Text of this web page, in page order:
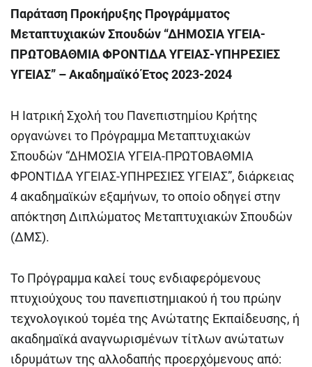
Παράταση Προκήρυξης Προγράμματος
Μεταπτυχιακών Σπουδών “ΔΗΜΟΣΙΑ ΥΓΕΙΑ-
ΠΡΩΤΟΒΑΘΜΙΑ ΦΡΟΝΤΙΔΑ ΥΓΕΙΑΣ-ΥΠΗΡΕΣΙΕΣ
ΥΓΕΙΑΣ” – Ακαδημαϊκό Έτος 2023-2024
Η Ιατρική Σχολή του Πανεπιστημίου Κρήτης
οργανώνει το Πρόγραμμα Μεταπτυχιακών
Σπουδών “ΔΗΜΟΣΙΑ ΥΓΕΙΑ-ΠΡΩΤΟΒΑΘΜΙΑ
ΦΡΟΝΤΙΔΑ ΥΓΕΙΑΣ-ΥΠΗΡΕΣΙΕΣ ΥΓΕΙΑΣ”, διάρκειας
4 ακαδημαϊκών εξαμήνων, το οποίο οδηγεί στην
απόκτηση Διπλώματος Μεταπτυχιακών Σπουδών
(ΔΜΣ).
Το Πρόγραμμα καλεί τους ενδιαφερόμενους
πτυχιούχους του πανεπιστημιακού ή του πρώην
τεχνολογικού τομέα της Ανώτατης Εκπαίδευσης, ή
ακαδημαϊκά αναγνωρισμένων τίτλων ανώτατων
ιδρυμάτων της αλλοδαπής προερχόμενους από: